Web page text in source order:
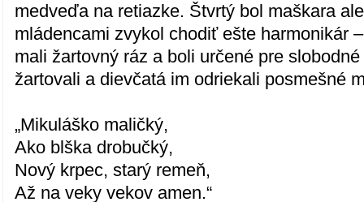
medveďa na retiazke. Štvrtý bol maškara
mládencami zvykol chodiť ešte harmonikár
mali žartovný ráz a boli určené pre
žartovali a dievčatá im odriekali posmešné
„Mikuláško maličký,
Ako blška drobučký,
Nový krpec, starý remeň,
Až na veky vekov amen.“